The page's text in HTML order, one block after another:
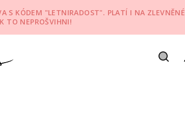
S KÓDEM "LETNIRADOST". PLATÍ I NA ZLEVNĚNÉ
TO NEPROŠVIHNI!